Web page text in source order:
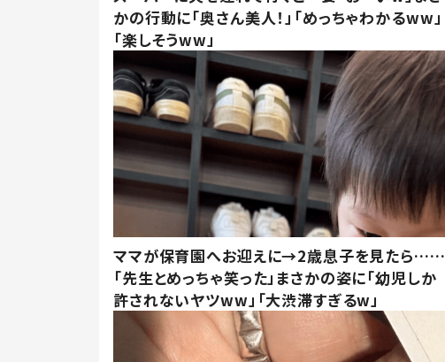
かの行動に「奥さん美人！」「めっちゃわかるww」
「楽しそうww」
ママが保育園へお迎えに→2歳息子を見たら……
「先生とめっちゃ笑った」まさかの姿に「幼児しか
許されないヤツww」「大渋滞すぎるw」